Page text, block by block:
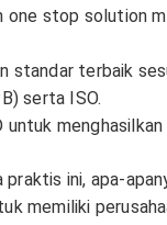
one stop solution
standar terbaik
serta ISO.
untuk
praktis ini, apa-
memiliki